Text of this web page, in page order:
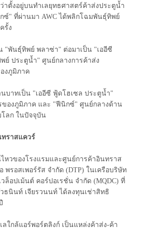
ตั้งอยู่บนทำเลยุทธศาสตร์ค้าส่งประตูน้ำ
ซ์" ที่ผ่านมา AWC ได้พลิกโฉมพันธุ์ทิพย์
รั้ง
"พันธุ์ทิพย์ พลาซ่า" ต่อมาเป็น "เออีซี
ย์ ประตูน้ำ" ศูนย์กลางการค้าส่ง
งภูมิภาค
บาทเป็น "เออีซี ฟู้ดโฮเซล ประตูน้ำ"
ของภูมิภาค และ "ฟีนิกซ์" ศูนย์กลางด้าน
โลก ในปัจจุบัน
ราสแควร์
หวของโรงแรมและศูนย์การค้าอินทราส
พรอสเพอร์รัส จำกัด (DTP) ในเครือบริษัท
ล็อปเม้นต์ คอร์ปอเรชั่น จำกัด (MQDC) ที่
ธนินท์ เจียรวนนท์ ได้ลงทุนเช่าสิทธิ
ใกล้แอร์พอร์ตลิงก์ เป็นแหล่งค้าส่ง-ค้า